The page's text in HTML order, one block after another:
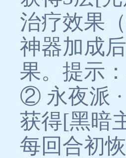
治疗效果
神器加成
果。提示
② 永夜派 ·
获得[黑暗
每回合初